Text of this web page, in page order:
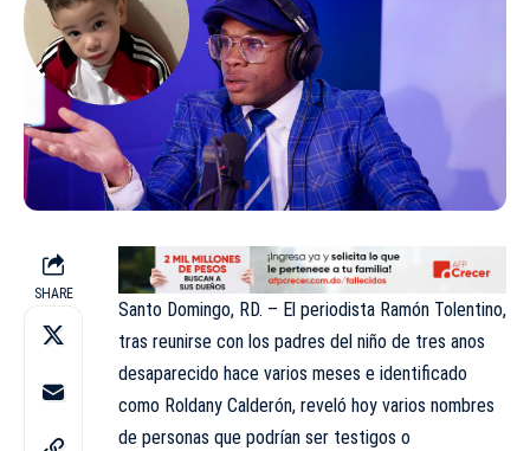
SHARE
Santo Domingo, RD. – El periodista Ramón Tolentino,
tras reunirse con los padres del niño de tres anos
desaparecido hace varios meses e identificado
como Roldany Calderón, reveló hoy varios nombres
de personas que podrían ser testigos o